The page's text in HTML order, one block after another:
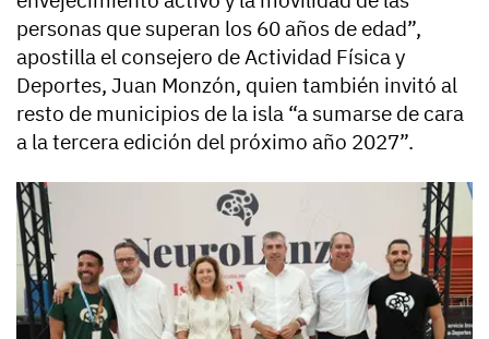
personas que superan los 60 años de edad”,
apostilla el consejero de Actividad Física y
Deportes, Juan Monzón, quien también invitó al
resto de municipios de la isla “a sumarse de cara
a la tercera edición del próximo año 2027”.